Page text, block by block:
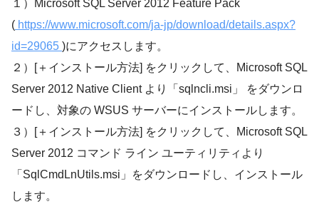
１）Microsoft SQL Server 2012 Feature Pack
( https://www.microsoft.com/ja-jp/download/details.aspx?
id=29065 )にアクセスします。
２）[＋インストール方法] をクリックして、Microsoft SQL
Server 2012 Native Client より「sqlncli.msi」 をダウンロ
ードし、対象の WSUS サーバーにインストールします。
３）[＋インストール方法] をクリックして、Microsoft SQL
Server 2012 コマンド ライン ユーティリティより
「SqlCmdLnUtils.msi」をダウンロードし、インストール
します。